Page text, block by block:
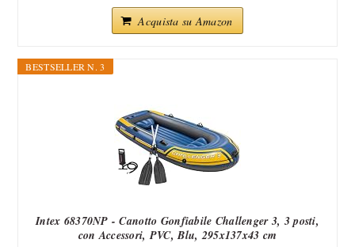
Acquista su Amazon
BESTSELLER N. 3
Intex 68370NP - Canotto Gonfiabile Challenger 3, 3 posti,
con Accessori, PVC, Blu, 295x137x43 cm